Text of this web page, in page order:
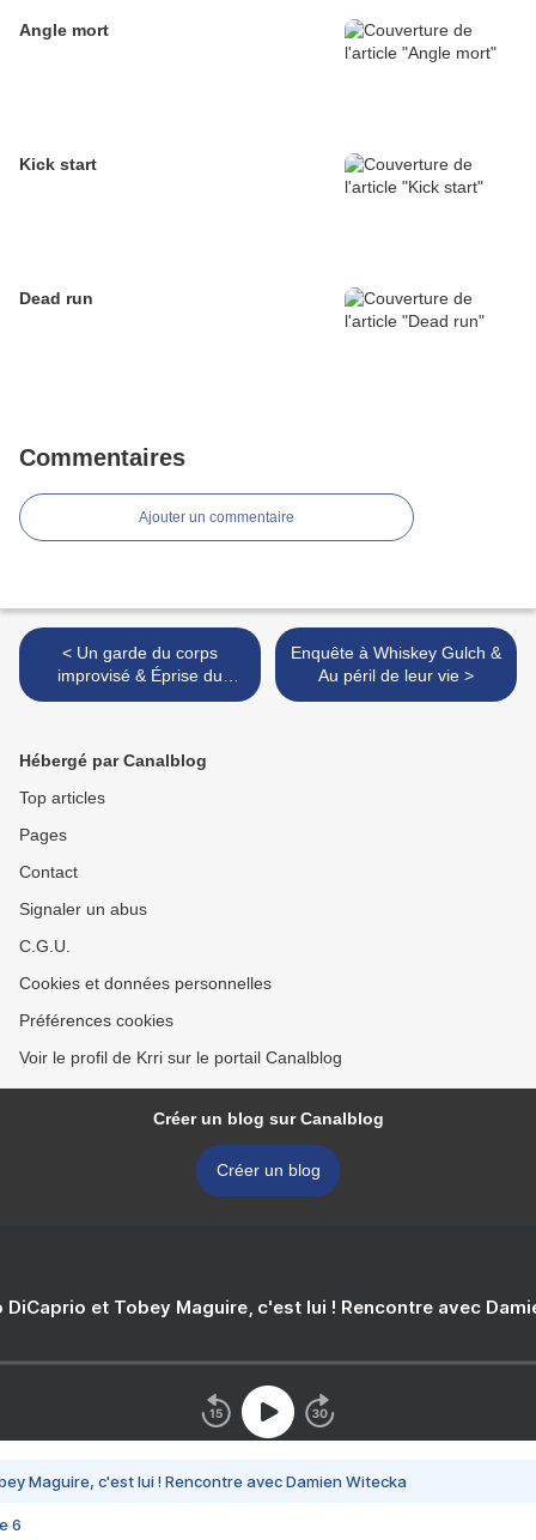
Angle mort
Kick start
Dead run
Commentaires
Ajouter un commentaire
< Un garde du corps
improvisé & Éprise du
patron
Enquête à Whiskey Gulch &
Au péril de leur vie >
Hébergé par Canalblog
Top articles
Pages
Contact
Signaler un abus
C.G.U.
Cookies et données personnelles
Préférences cookies
Voir le profil de Krri sur le portail Canalblog
Créer un blog sur Canalblog
Créer un blog
DiCaprio et Tobey Maguire, c'est lui ! Rencontre avec
Maguire, c'est lui ! Rencontre avec Damien Witecka
6